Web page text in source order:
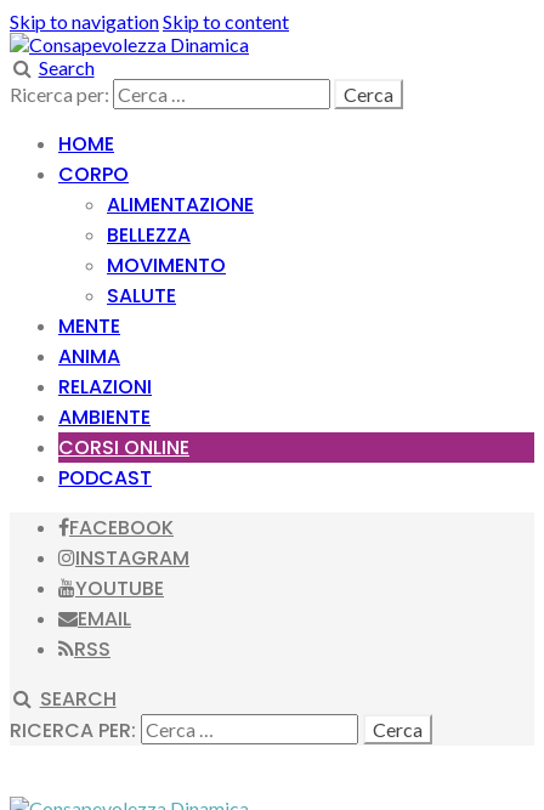
Skip to navigationSkip to content
Search
Ricerca per:
HOME
CORPO
ALIMENTAZIONE
BELLEZZA
MOVIMENTO
SALUTE
MENTE
ANIMA
RELAZIONI
AMBIENTE
CORSI ONLINE
PODCAST
FACEBOOK
INSTAGRAM
YOUTUBE
EMAIL
RSS
SEARCH
RICERCA PER: